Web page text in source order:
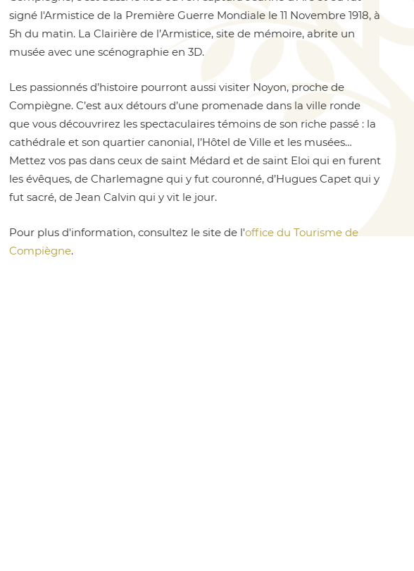
signé l'Armistice de la Première Guerre Mondiale le 11 Novembre 1918, à
5h du matin. La Clairière de l’Armistice, site de mémoire, abrite un
musée avec une scénographie en 3D.
Les passionnés d’histoire pourront aussi visiter Noyon, proche de
Compiègne. C’est aux détours d’une promenade dans la ville ronde
que vous découvrirez les spectaculaires témoins de son riche passé : la
cathédrale et son quartier canonial, l’Hôtel de Ville et les musées…
Mettez vos pas dans ceux de saint Médard et de saint Eloi qui en furent
les évêques, de Charlemagne qui y fut couronné, d’Hugues Capet qui y
fut sacré, de Jean Calvin qui y vit le jour.
Pour plus d'information, consultez le site de l'office du Tourisme de
Compiègne.